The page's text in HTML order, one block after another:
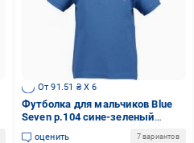
От 91.51 ₴ X 6
Футболка для мальчиков Blue
Seven р.104 сине-зеленый
816041-00/5321
оценить 7 вариантов